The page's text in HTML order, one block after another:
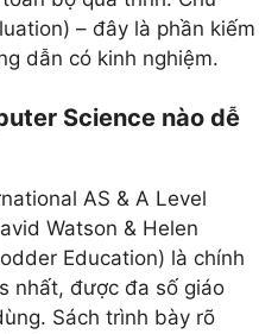
– đây là phần kiếm
dẫn có kinh nghiệm.
Science nào dễ
AS & A Level
Watson & Helen
Education) là chính
nhất, được đa số giáo
Sách trình bày rõ